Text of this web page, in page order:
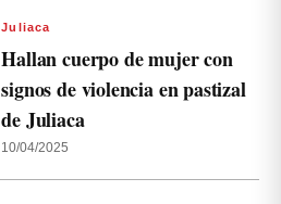
Juliaca
Hallan cuerpo de mujer con
signos de violencia en pastizal
de Juliaca
10/04/2025